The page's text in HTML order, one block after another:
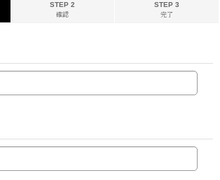
STEP 2
確認
STEP 3
完了